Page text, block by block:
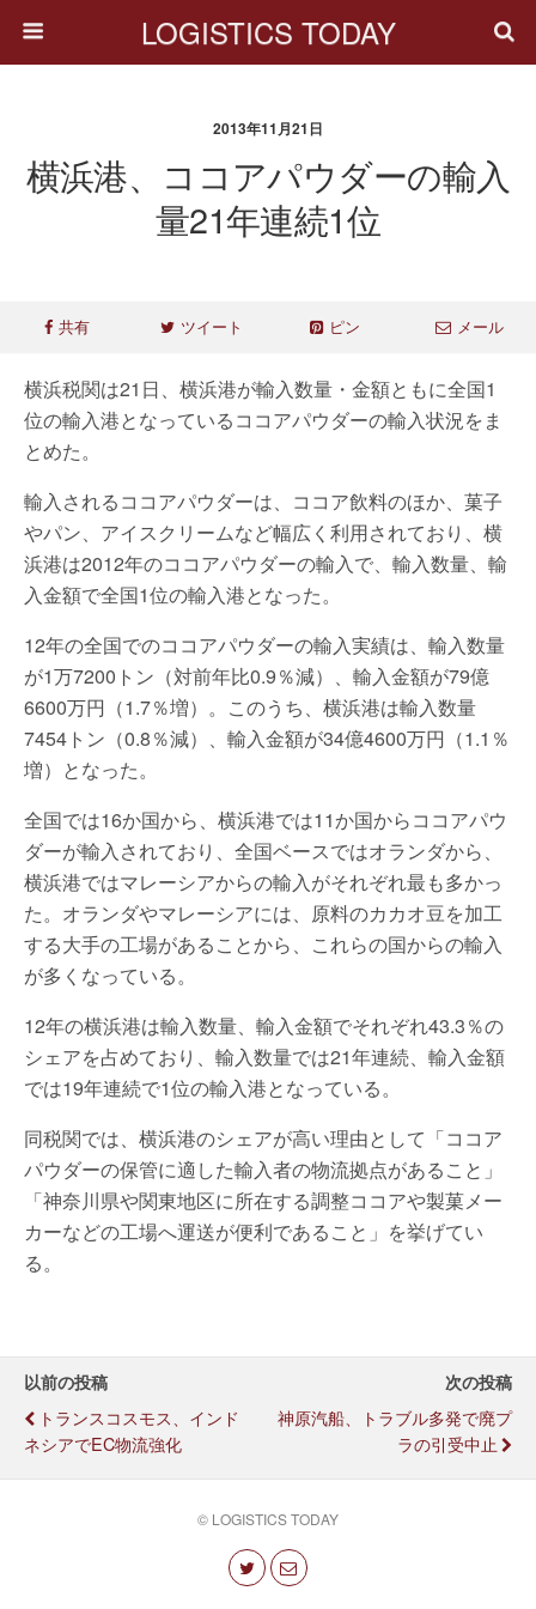
LOGISTICS TODAY
2013年11月21日
横浜港、ココアパウダーの輸入
量21年連続1位
共有 ツイート ピン メール
横浜税関は21日、横浜港が輸入数量・金額ともに全国1
位の輸入港となっているココアパウダーの輸入状況をま
とめた。
輸入されるココアパウダーは、ココア飲料のほか、菓子
やパン、アイスクリームなど幅広く利用されており、横
浜港は2012年のココアパウダーの輸入で、輸入数量、輸
入金額で全国1位の輸入港となった。
12年の全国でのココアパウダーの輸入実績は、輸入数量
が1万7200トン（対前年比0.9％減）、輸入金額が79億
6600万円（1.7％増）。このうち、横浜港は輸入数量
7454トン（0.8％減）、輸入金額が34億4600万円（1.1％
増）となった。
全国では16か国から、横浜港では11か国からココアパウ
ダーが輸入されており、全国ベースではオランダから、
横浜港ではマレーシアからの輸入がそれぞれ最も多かっ
た。オランダやマレーシアには、原料のカカオ豆を加工
する大手の工場があることから、これらの国からの輸入
が多くなっている。
12年の横浜港は輸入数量、輸入金額でそれぞれ43.3％の
シェアを占めており、輸入数量では21年連続、輸入金額
では19年連続で1位の輸入港となっている。
同税関では、横浜港のシェアが高い理由として「ココア
パウダーの保管に適した輸入者の物流拠点があること」
「神奈川県や関東地区に所在する調整ココアや製菓メー
カーなどの工場へ運送が便利であること」を挙げてい
る。
以前の投稿
トランスコスモス、インド
ネシアでEC物流強化
次の投稿
神原汽船、トラブル多発で廃プ
ラの引受中止
© LOGISTICS TODAY